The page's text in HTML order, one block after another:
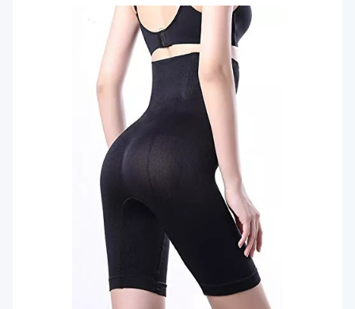
ガードルはお腹補正にもいいって本当？
出産・加齢後の骨盤矯正ガードルで痩せる？口コミ
をチェック
サイズ測定をして捲れないガードルを選ぼう
ガードルを長持ちさせるコツ・洗い方は？
ブライダルにもおすすめ！ボディスーツもチェッ
次に読むべき補正下着の関連記事はこちら